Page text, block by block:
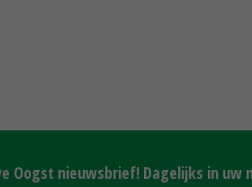
Oogst nieuwsbrief! Dagelijks in uw